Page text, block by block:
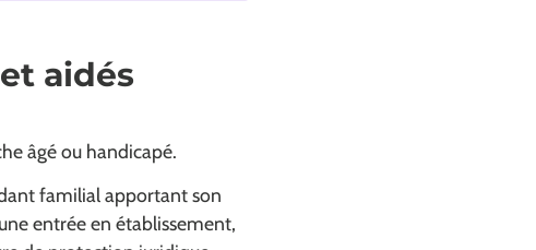
aidés
âgé ou handicapé.
familial apportant son
entrée en établissement,